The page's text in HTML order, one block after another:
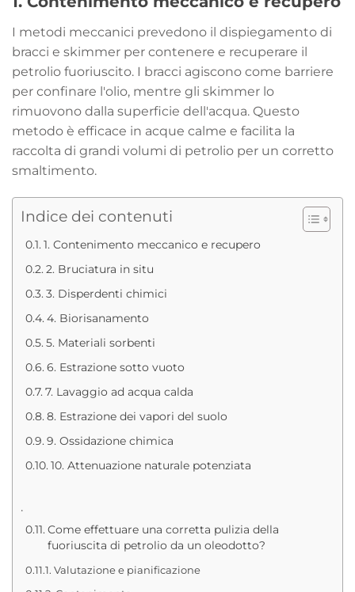
I metodi meccanici prevedono il dispiegamento di
bracci e skimmer per contenere e recuperare il
petrolio fuoriuscito. I bracci agiscono come barriere
per confinare l'olio, mentre gli skimmer lo
rimuovono dalla superficie dell'acqua. Questo
metodo è efficace in acque calme e facilita la
raccolta di grandi volumi di petrolio per un corretto
smaltimento.
Indice dei contenuti
1. Contenimento meccanico e recupero
2. Bruciatura in situ
3. Disperdenti chimici
4. Biorisanamento
5. Materiali sorbenti
6. Estrazione sotto vuoto
7. Lavaggio ad acqua calda
8. Estrazione dei vapori del suolo
9. Ossidazione chimica
10. Attenuazione naturale potenziata
.
Come effettuare una corretta pulizia della
fuoriuscita di petrolio da un oleodotto?
Valutazione e pianificazione